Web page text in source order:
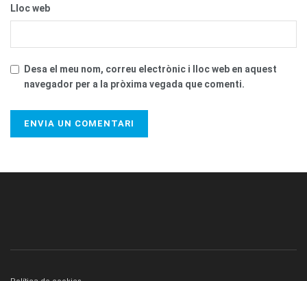
Lloc web
Desa el meu nom, correu electrònic i lloc web en aquest
navegador per a la pròxima vegada que comenti.